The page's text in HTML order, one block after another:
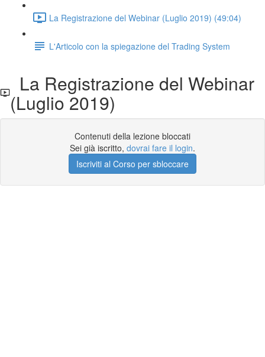
La Registrazione del Webinar (Luglio 2019) (49:04)
L'Articolo con la spiegazione del Trading System
La Registrazione del Webinar
(Luglio 2019)
Contenuti della lezione bloccati
Sei già iscritto, dovrai fare il login.
Iscriviti al Corso per sbloccare